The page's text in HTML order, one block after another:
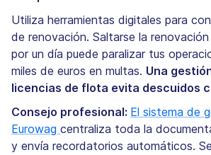
Utiliza herramientas digitales para
de renovación. Saltarse la
por un día puede paralizar tus
miles de euros en multas. Una
licencias de flota evita descuidos
Consejo profesional: El sistema de
Eurowag centraliza toda la
y envía recordatorios automáticos.